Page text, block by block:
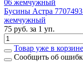
Бусины Астра
жемчужный
75 руб. за 1 уп.
Товар уже в
Сообщить об